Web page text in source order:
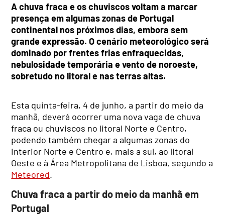
A chuva fraca e os chuviscos voltam a marcar
presença em algumas zonas de Portugal
continental nos próximos dias, embora sem
grande expressão. O cenário meteorológico será
dominado por frentes frias enfraquecidas,
nebulosidade temporária e vento de noroeste,
sobretudo no litoral e nas terras altas.
Esta quinta-feira, 4 de junho, a partir do meio da
manhã, deverá ocorrer uma nova vaga de chuva
fraca ou chuviscos no litoral Norte e Centro,
podendo também chegar a algumas zonas do
interior Norte e Centro e, mais a sul, ao litoral
Oeste e à Área Metropolitana de Lisboa, segundo a
Meteored.
Chuva fraca a partir do meio da manhã em
Portugal